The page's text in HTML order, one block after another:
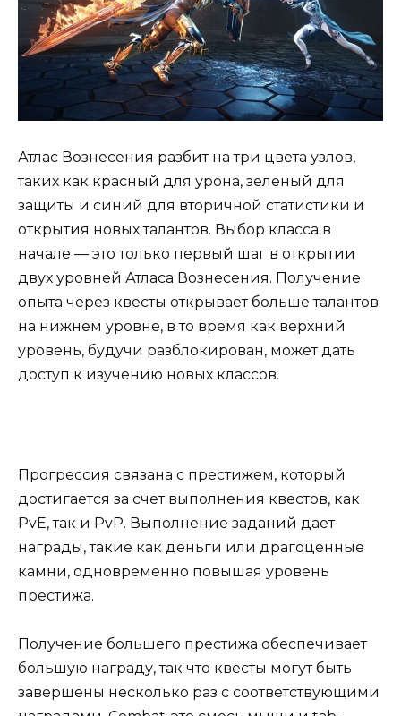
Атлас Вознесения разбит на три цвета узлов,
таких как красный для урона, зеленый для
защиты и синий для вторичной статистики и
открытия новых талантов. Выбор класса в
начале — это только первый шаг в открытии
двух уровней Атласа Вознесения. Получение
опыта через квесты открывает больше талантов
на нижнем уровне, в то время как верхний
уровень, будучи разблокирован, может дать
доступ к изучению новых классов.
Прогрессия связана с престижем, который
достигается за счет выполнения квестов, как
PvE, так и PvP. Выполнение заданий дает
награды, такие как деньги или драгоценные
камни, одновременно повышая уровень
престижа.
Получение большего престижа обеспечивает
большую награду, так что квесты могут быть
завершены несколько раз с соответствующими